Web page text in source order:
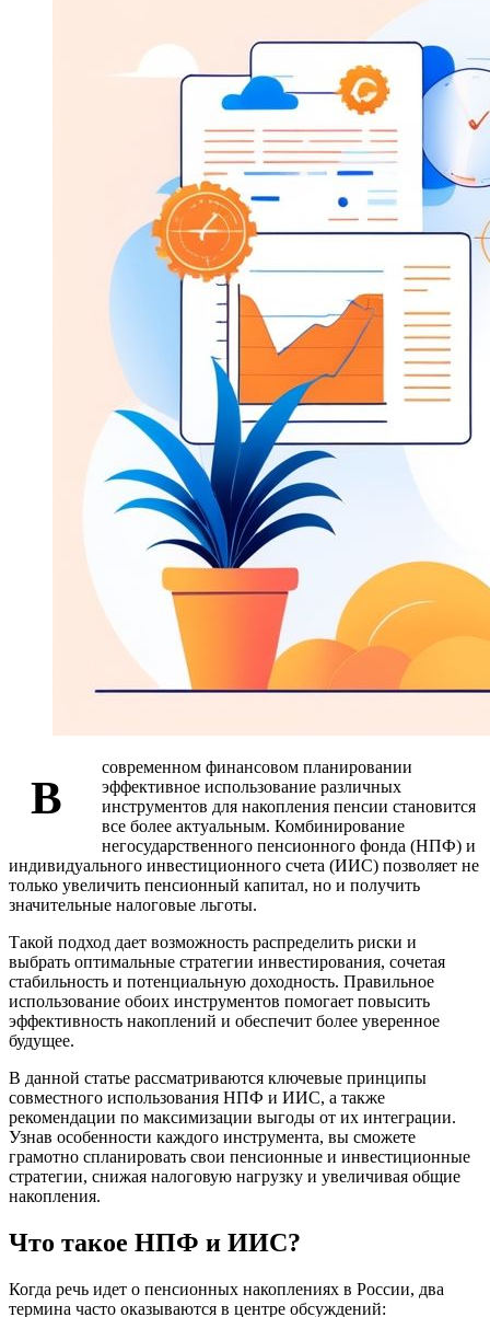
В
современном финансовом планировании
эффективное использование различных
инструментов для накопления пенсии становится
все более актуальным. Комбинирование
негосударственного пенсионного фонда (НПФ) и
индивидуального инвестиционного счета (ИИС) позволяет не
только увеличить пенсионный капитал, но и получить
значительные налоговые льготы.
Такой подход дает возможность распределить риски и
выбрать оптимальные стратегии инвестирования, сочетая
стабильность и потенциальную доходность. Правильное
использование обоих инструментов помогает повысить
эффективность накоплений и обеспечит более уверенное
будущее.
В данной статье рассматриваются ключевые принципы
совместного использования НПФ и ИИС, а также
рекомендации по максимизации выгоды от их интеграции.
Узнав особенности каждого инструмента, вы сможете
грамотно спланировать свои пенсионные и инвестиционные
стратегии, снижая налоговую нагрузку и увеличивая общие
накопления.
Что такое НПФ и ИИС?
Когда речь идет о пенсионных накоплениях в России, два
термина часто оказываются в центре обсуждений: